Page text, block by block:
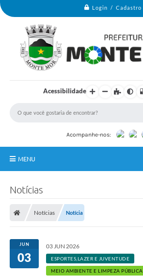
Login / Cadastro
Acessibilidade
Acompanhe-nos:
MENU
Portal do Cidadão
Links Úteis
Notícias
Notícias Notícia
JUN
03
03 JUN 2026
ESPORTES,LAZER E JUVENTUDE
MEIO AMBIENTE E LIMPEZA PÚBLICA
M
a
i
u
r
a